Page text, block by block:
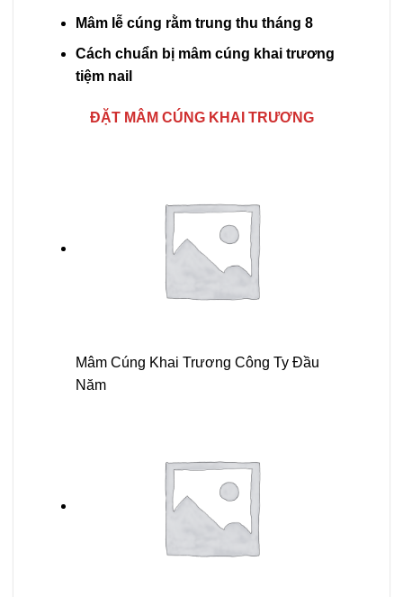
Mâm lễ cúng rằm trung thu tháng 8
Cách chuẩn bị mâm cúng khai trương
tiệm nail
ĐẶT MÂM CÚNG KHAI TRƯƠNG
Mâm Cúng Khai Trương Công Ty Đầu
Năm